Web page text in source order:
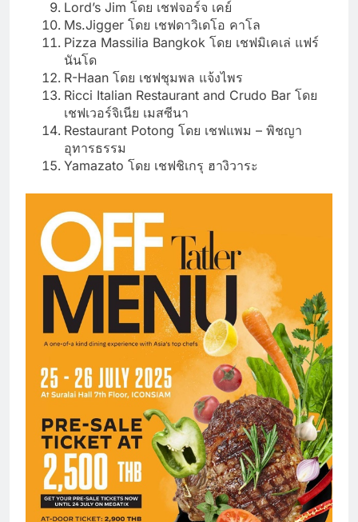
Lord’s Jim โดย เชฟจอร์จ เคย์
Ms.Jigger โดย เชฟดาวิเดโอ คาโล
Pizza Massilia Bangkok โดย เชฟมิเคเล่ แฟร์
นันโด
R-Haan โดย เชฟชุมพล แจ้งไพร
Ricci Italian Restaurant and Crudo Bar โดย
เชฟเวอร์จิเนีย เมสซีนา
Restaurant Potong โดย เชฟแพม – พิชญา
อุทารธรรม
Yamazato โดย เชฟชิเกรุ ฮางิวาระ